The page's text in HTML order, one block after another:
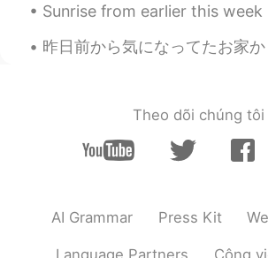
Sae
JP EN
に、相手を喜ばせようとし
わさび
ペットの写真を見せてきた
あ、ブサイクだね！ とい
Sunrise from earlier this week 😊🌅 I live in the countryside. What are
昨日前から気になってたお家から近いお店に一杯飲みに行った、友達と。そのお店は外から見たら普通にダーツなどできそうなだったんたけど、一回入ってみ
Theo dõi chúng tôi
AI Grammar Press Kit
Language Partners Công